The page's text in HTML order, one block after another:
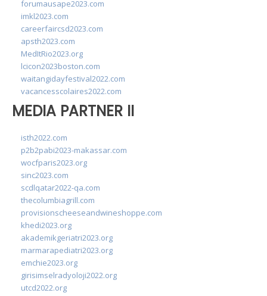
forumausape2023.com
imkl2023.com
careerfaircsd2023.com
apsth2023.com
MedItRio2023.org
lcicon2023boston.com
waitangidayfestival2022.com
vacancesscolaires2022.com
MEDIA PARTNER II
isth2022.com
p2b2pabi2023-makassar.com
wocfparis2023.org
sinc2023.com
scdlqatar2022-qa.com
thecolumbiagrill.com
provisionscheeseandwineshoppe.com
khedi2023.org
akademikgeriatri2023.org
marmarapediatri2023.org
emchie2023.org
girisimselradyoloji2022.org
utcd2022.org